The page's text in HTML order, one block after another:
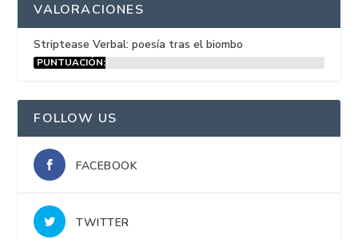
VALORACIONES
Striptease Verbal: poesía tras el biombo
PUNTUACIÓN:
FOLLOW US
FACEBOOK
TWITTER